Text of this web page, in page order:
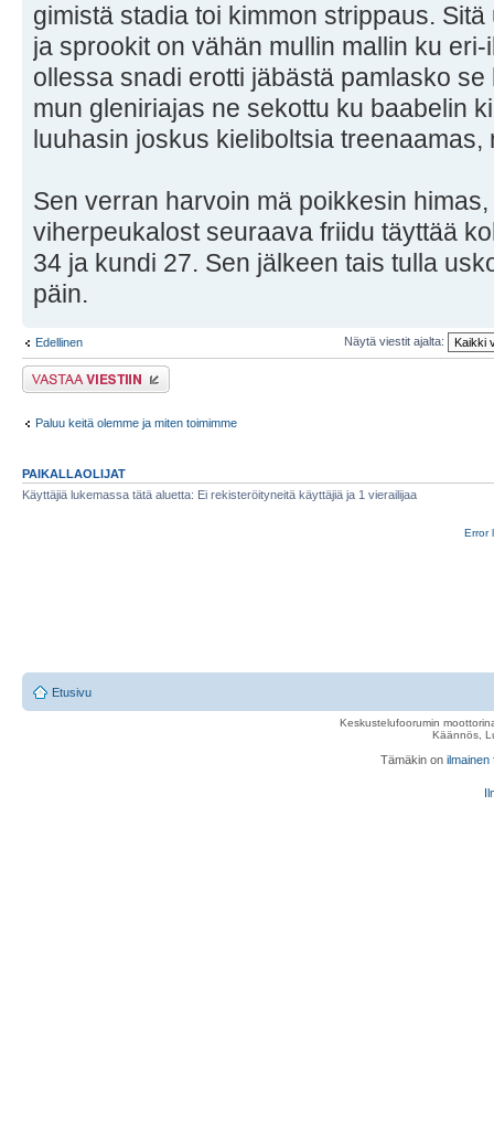
gimistä stadia toi kimmon strippaus.
ja sprookit on vähän mullin mallin ku
ollessa snadi erotti jäbästä pamlasko
mun gleniriajas ne sekottu ku baabelin
luuhasin joskus kieliboltsia
Sen verran harvoin mä poikkesin
viherpeukalost seuraava friidu täyttää
34 ja kundi 27. Sen jälkeen tais tulla
päin.
Edellinen Näytä viestit ajalta:
Lähetä vastaus
Paluu keitä olemme ja miten toimimme
PAIKALLAOLIJAT
Käyttäjiä lukemassa tätä aluetta: Ei rekisteröityneitä käyttäjiä ja 1 vierailijaa
Error
Etusivu
Keskustelufoorumin
Käännös,
Tämäkin on ilmainen